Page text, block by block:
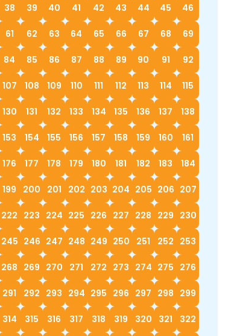
38 39 40 41 42 43 44 45 46
61 62 63 64 65 66 67 68 69
84 85 86 87 88 89 90 91 92
107 108 109 110 111 112 113 114 115
130 131 132 133 134 135 136 137 138
153 154 155 156 157 158 159 160 161
176 177 178 179 180 181 182 183 184
199 200 201 202 203 204 205 206 207
222 223 224 225 226 227 228 229 230
245 246 247 248 249 250 251 252 253
268 269 270 271 272 273 274 275 276
291 292 293 294 295 296 297 298 299
314 315 316 317 318 319 320 321 322